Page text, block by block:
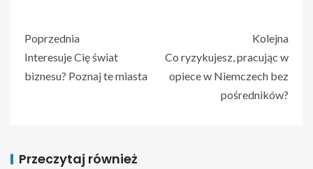
Poprzednia
Interesuje Cię świat
biznesu? Poznaj te miasta
Kolejna
Co ryzykujesz, pracując w
opiece w Niemczech bez
pośredników?
Przeczytaj również